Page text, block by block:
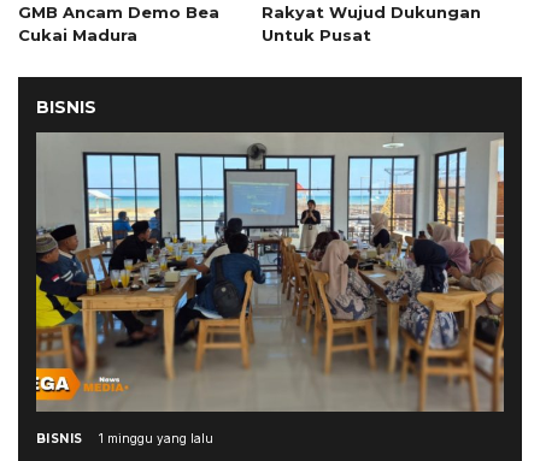
GMB Ancam Demo Bea
Cukai Madura
Rakyat Wujud Dukungan
Untuk Pusat
BISNIS
BISNIS 1 minggu yang lalu